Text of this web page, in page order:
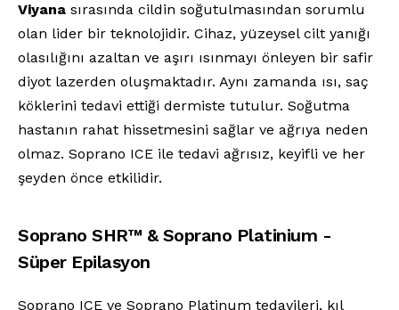
Viyana sırasında cildin soğutulmasından sorumlu
olan lider bir teknolojidir. Cihaz, yüzeysel cilt yanığı
olasılığını azaltan ve aşırı ısınmayı önleyen bir safir
diyot lazerden oluşmaktadır. Aynı zamanda ısı, saç
köklerini tedavi ettiği dermiste tutulur. Soğutma
hastanın rahat hissetmesini sağlar ve ağrıya neden
olmaz. Soprano ICE ile tedavi ağrısız, keyifli ve her
şeyden önce etkilidir.
Soprano SHR™ & Soprano Platinium -
Süper Epilasyon
Soprano ICE ve Soprano Platinum tedavileri, kıl